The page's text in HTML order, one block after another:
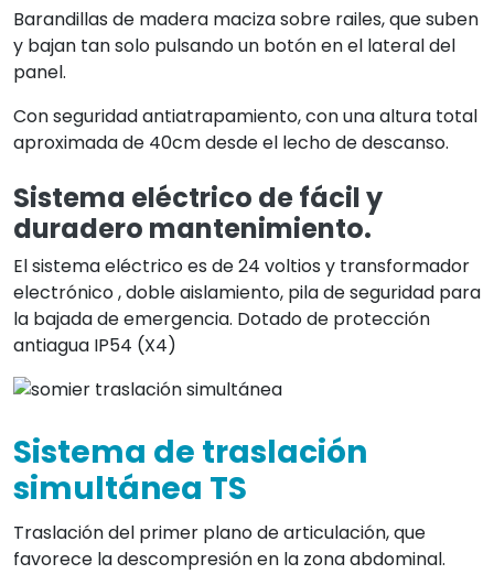
Barandillas de madera maciza sobre railes, que suben
y bajan tan solo pulsando un botón en el lateral del
panel.
Con seguridad antiatrapamiento, con una altura total
aproximada de 40cm desde el lecho de descanso.
Sistema eléctrico de fácil y
duradero mantenimiento.
El sistema eléctrico es de 24 voltios y transformador
electrónico , doble aislamiento, pila de seguridad para
la bajada de emergencia. Dotado de protección
antiagua IP54 (X4)
Sistema de traslación
simultánea TS
Traslación del primer plano de articulación, que
favorece la descompresión en la zona abdominal.